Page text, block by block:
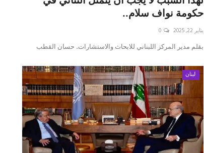
حكومة نواف سلام..
يناير 22, 2025 0
بقلم مدير المركز اللبناني للابحاث والاستشارات.. حسان القطب
لبنان